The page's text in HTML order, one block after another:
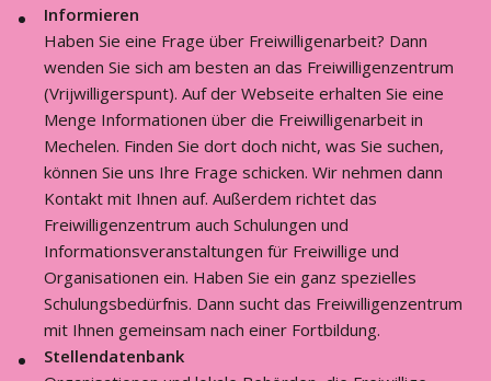
Informieren
Haben Sie eine Frage über Freiwilligenarbeit? Dann
wenden Sie sich am besten an das Freiwilligenzentrum
(Vrijwilligerspunt). Auf der Webseite erhalten Sie eine
Menge Informationen über die Freiwilligenarbeit in
Mechelen. Finden Sie dort doch nicht, was Sie suchen,
können Sie uns Ihre Frage schicken. Wir nehmen dann
Kontakt mit Ihnen auf. Außerdem richtet das
Freiwilligenzentrum auch Schulungen und
Informationsveranstaltungen für Freiwillige und
Organisationen ein. Haben Sie ein ganz spezielles
Schulungsbedürfnis. Dann sucht das Freiwilligenzentrum
mit Ihnen gemeinsam nach einer Fortbildung.
Stellendatenbank